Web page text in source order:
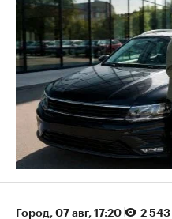
Город⁠, 07 авг, 17:20 2 543